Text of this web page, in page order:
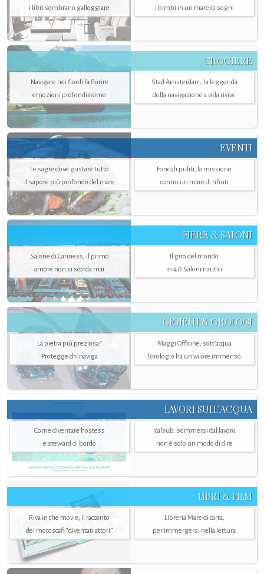
i libri sembrano galleggiare
i bimbi in un mare di sogni
CROCIERE
Navigare nei fiordi fa fiorire
emozioni profondissime
Stad Amsterdam, la leggenda
della navigazione a vela rivive
EVENTI
Le sagre dove gustare tutto
il sapore più profondo del mare
Fondali puliti, la missione
contro un mare di rifiuti
FIERE & SALONI
Salone di Canness, il primo
amore non si scorda mai
Il giro del mondo
in 40 Saloni nautici
GIOIELLI & OROLOGI
La pietra più preziosa?
Protegge chi naviga
Maggi Officine, sott’acqua
l'orologio ha un valore immenso
LAVORI SULL’ACQUA
Come diventare hostess
e steward di bordo
Italsub: sommersi dal lavoro
non è solo un modo di dire
LIBRI & FILM
Riva in the movie, il racconto
dei motoscafi “diventati attori”
Libreria Mare di carta,
per immergersi nella lettura